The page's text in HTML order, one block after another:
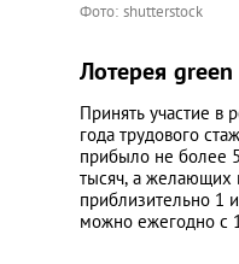
Фото: shutterstock
Лотерея
Принять участие
года трудового
прибыло не более
тысяч, а желающих
приблизительно 1
можно ежегодно с